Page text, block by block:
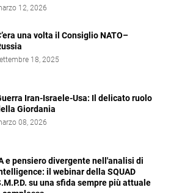
12, 2026
una volta il Consiglio NATO–
18, 2025
Iran-Israele-Usa: Il delicato ruolo
Giordania
08, 2026
e pensiero divergente nell'analisi di
il webinar della SQUAD
su una sfida sempre più attuale